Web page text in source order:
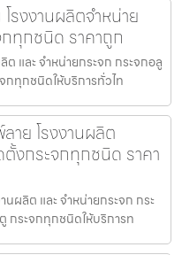
รงงานผลิตจำหน่าย
ทุกชนิด ราคาถูก
และ จำหน่ายกระจก กระจกอลู
กทุกชนิดให้บริการทั่วไท
าย โรงงานผลิต
ตั้งกระจกทุกชนิด ราคา
ผลิต และ จำหน่ายกระจก กระ
กระจกทุกชนิดให้บริการท